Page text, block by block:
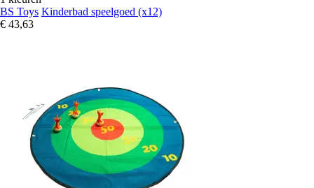
BS Toys Kinderbad speelgoed (x12)
€ 43,63